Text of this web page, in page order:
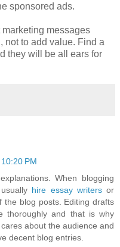
sponsored ads.
messages
not to add value. Find a
they will be all ears for
PM
When blogging
hire essay writersor
the blog posts. Editing drafts
thoroughly and that is why
about the audience and
decent blog entries.